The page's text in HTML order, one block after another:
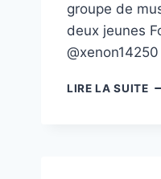
groupe de
deux jeunes
@xenon14250
LIRE LA SUITE